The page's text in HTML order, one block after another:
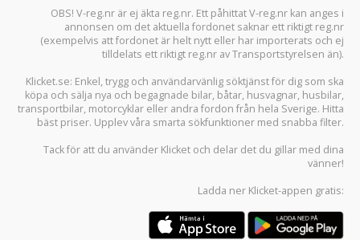
OBS! V-reg.nr är ej äkta reg.nr. Ett påhittat V-reg.nr kan anges i
annonsen om det aktuella fordonet saknar ett riktigt reg.nr
(exempelvis att fordonet är helt nytt eller har importerats och ej
tilldelats ett riktigt reg.nr av Transportstyrelsen än).
Klicket.se: Enkel, trygg och användarvänlig söktjänst för dig som ska
köpa och sälja nya och begagnade bilar, båtar, husvagnar, husbilar,
transportbilar, motorcyklar eller andra fordon från hela Sverige. Hitta
bäst priser. Upplev våra smarta sökfunktioner med snabba filter.
Tack för att du använder Klicket och delar det du gillar med dina
vänner!
Ladda ner Klicket-appen gratis: